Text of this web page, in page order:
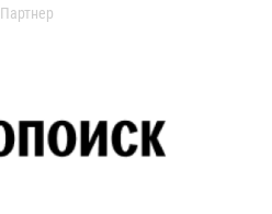
Партнер